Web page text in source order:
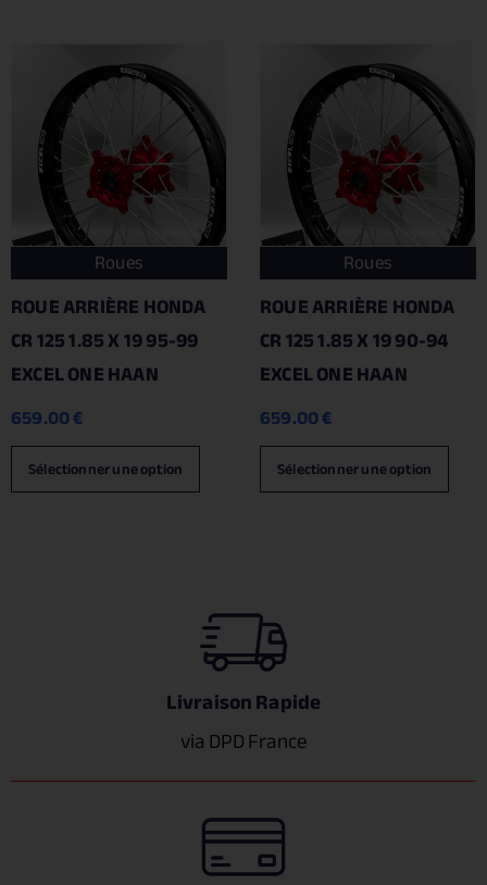
Roues
ROUE ARRIÈRE HONDA
CR 125 1.85 X 19 95-99
EXCEL ONE HAAN
659.00€
Sélectionner une option
Roues
ROUE ARRIÈRE HONDA
CR 125 1.85 X 19 90-94
EXCEL ONE HAAN
659.00€
Sélectionner une option
Livraison Rapide
via DPD France